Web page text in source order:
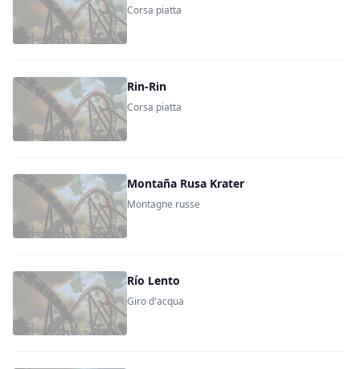
Corsa piatta
Rin-Rin
Corsa piatta
Montaña Rusa Krater
Montagne russe
Río Lento
Giro d'acqua